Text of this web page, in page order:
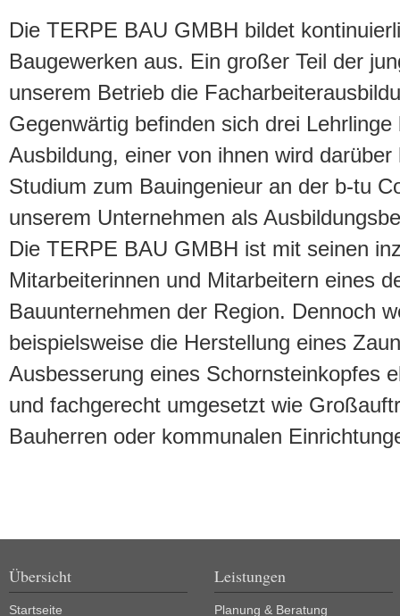
Die TERPE BAU GMBH bildet
Baugewerken aus. Ein großer Teil der
unserem Betrieb die
Gegenwärtig befinden sich drei Lehrlinge
Ausbildung, einer von ihnen wird
Studium zum Bauingenieur an der b-tu
unserem Unternehmen als
Die TERPE BAU GMBH ist mit seinen
Mitarbeiterinnen und Mitarbeitern eines
Bauunternehmen der Region. Dennoch
beispielsweise die Herstellung eines
Ausbesserung eines Schornsteinkopfes
und fachgerecht umgesetzt wie
Bauherren oder kommunalen
Übersicht
Startseite
Leistungen
Planung & Beratung